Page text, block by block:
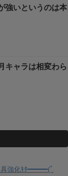
強いというのは本
キャラは相変わら
具強化ｷﾀ━━━(ﾟ